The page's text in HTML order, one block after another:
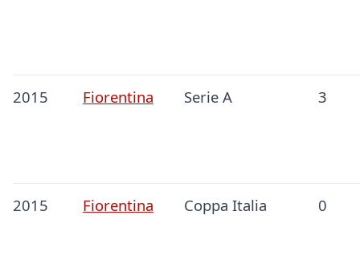
2015 Fiorentina Serie A 3
2015 Fiorentina Coppa Italia 0